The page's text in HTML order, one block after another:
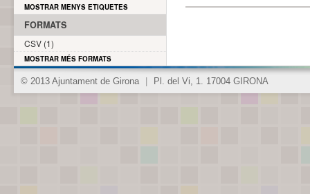
MOSTRAR MENYS ETIQUETES
FORMATS
CSV (1)
MOSTRAR MÉS FORMATS
© 2013 Ajuntament de Girona Pl. del Vi, 1. 17004 GIRONA